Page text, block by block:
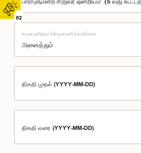
02
சமூகமளித்தார்/சமூகமளிக்கவில்லை
திகதி முதல் (YYYY-MM-DD)
திகதி வரை (YYYY-MM-DD)